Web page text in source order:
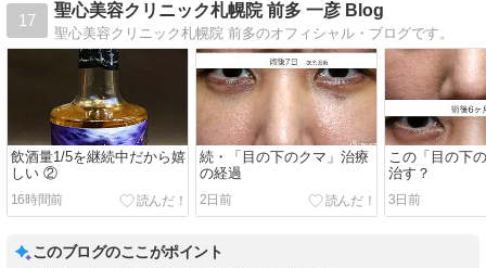
17
聖心美容クリニック札幌院 前多 一彦 Blog
聖心美容クリニック札幌院 前多のオフィシャル・ブログです。
飲酒量1/5を継続中だから嬉
しい ②
16時間前
続・「目の下のクマ」治療
の経過
2日前
この「目の下
治す？
3日前
このブログのここがポイント